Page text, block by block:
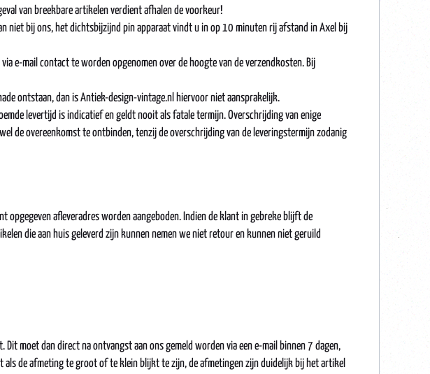
van breekbare artikelen verdient afhalen de voorkeur!
niet bij ons, het dichtsbijzijnd pin apparaat vindt u in op 10 minuten rij afstand in Axel bij
e-mail contact te worden opgenomen over de hoogte van de verzendkosten. Bij
ontstaan, dan is Antiek-design-vintage.nl hiervoor niet aansprakelijk.
levertijd is indicatief en geldt nooit als fatale termijn. Overschrijding van enige
de overeenkomst te ontbinden, tenzij de overschrijding van de leveringstermijn zodanig
afleveradres worden aangeboden. Indien de klant in gebreke blijft de
die aan huis geleverd zijn kunnen nemen we niet retour en kunnen niet geruild
moet dan direct na ontvangst aan ons gemeld worden via een e-mail binnen 7 dagen,
als de afmeting te groot of te klein blijkt te zijn, de afmetingen zijn duidelijk bij het artikel